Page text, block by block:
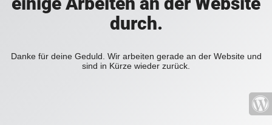
durch.
Danke für deine Geduld. Wir arbeiten gerade an der Website und
sind in Kürze wieder zurück.